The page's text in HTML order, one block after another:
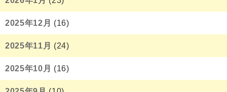
2025年12月 (16)
2025年11月 (24)
2025年10月 (16)